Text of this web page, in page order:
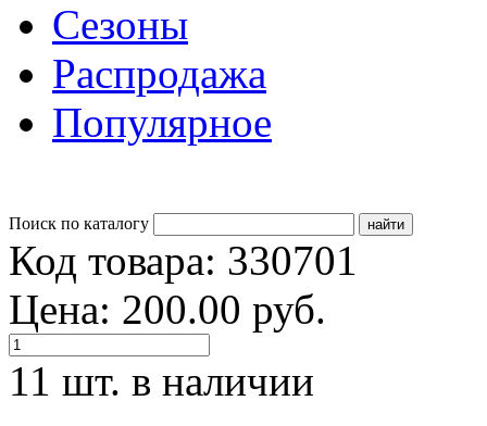
Сезоны
Распродажа
Популярное
Поиск по каталогу
Код товара: 330701
Цена: 200.00 руб.
11 шт. в наличии